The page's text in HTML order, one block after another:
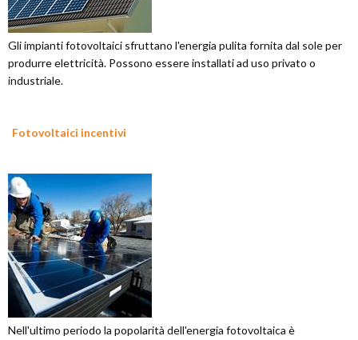
Gli impianti fotovoltaici sfruttano l'energia pulita fornita dal sole per
produrre elettricità. Possono essere installati ad uso privato o
industriale.
Fotovoltaici incentivi
Nell'ultimo periodo la popolarità dell'energia fotovoltaica è